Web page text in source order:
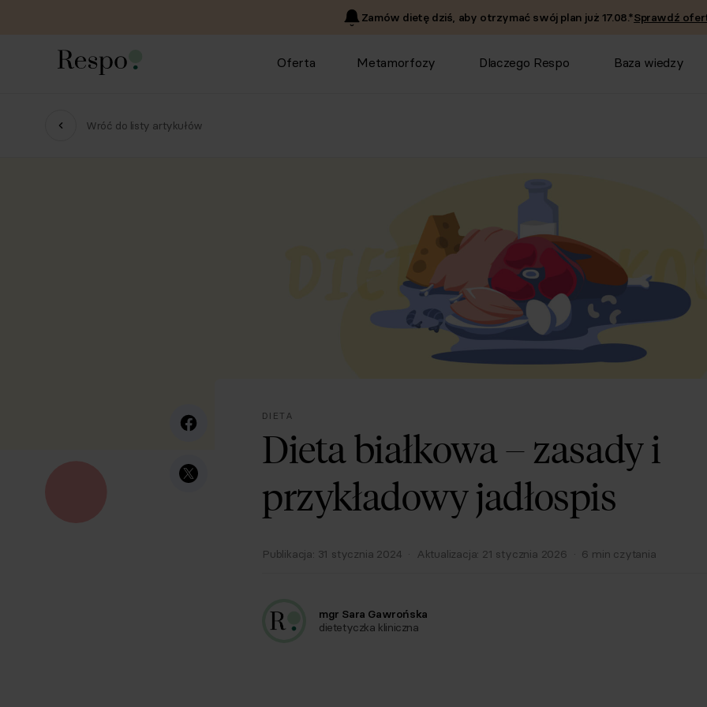
Zamów dietę dziś, aby otrzymać swój plan już 17.08.*Sprawdź
Oferta Metamorfozy Dlaczego Respo Baza wiedzy
Wróć do listy artykułów
DIETA
Dieta białkowa – zasady i
przykładowy jadłospis
Publikacja: 31 stycznia 2024 · Aktualizacja: 21 stycznia 2026 · 6 min czytania
mgr Sara Gawrońska
dietetyczka kliniczna